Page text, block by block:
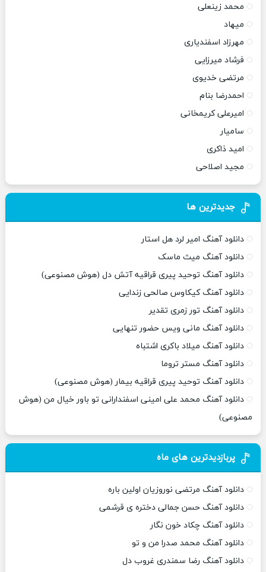
محمد زینعلی
میهاد
مهرزاد اسفندیاری
فرشاد میرزایی
مرتضی خدیوی
احمدرضا بنام
امیرعلی کریمخانی
سامیار
امید ذاکری
مجید اصلاحی
جدیدترین ها
دانلود آهنگ امیر لرد هل استار
دانلود آهنگ میث ماسک
دانلود آهنگ توحید پیری قراقیه آتش دل (هوش مصنوعی)
دانلود آهنگ کیکاوس صالحی زندایی
دانلود آهنگ تور زمری تقدیر
دانلود آهنگ مانی ویس حضور تنهایی
دانلود آهنگ میلاد باکری اشتباه
دانلود آهنگ مستر تروما
دانلود آهنگ توحید پیری قراقیه بیمار (هوش مصنوعی)
دانلود آهنگ محمد علی امینی اسفندارانی تو باور خیال من (هوش
مصنوعی)
پربازدیدترین های ماه
دانلود آهنگ مرتضی نوروزیان اولین باره
دانلود آهنگ حسن جمالی دختره ی قرشمی
دانلود آهنگ چکاد خون نگار
دانلود آهنگ محمد صدرا من و تو
دانلود آهنگ رضا سمندری غروب دل